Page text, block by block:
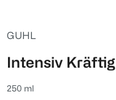
GUHL
Intensiv
250 ml